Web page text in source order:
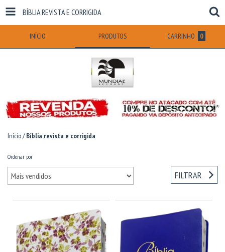
BÍBLIA REVISTA E CORRIGIDA
INÍCIO PRODUTOS CARRINHO 0
Início/ Bíblia revista e corrigida
Ordenar por
FILTRAR